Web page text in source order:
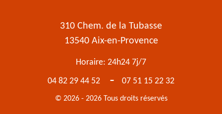
310 Chem. de la Tubasse
13540 Aix-en-Provence
Horaire: 24h24 7j/7
04 82 29 44 52
- 07 51 15 22 32
© 2026 - 2026 Tous droits réservés